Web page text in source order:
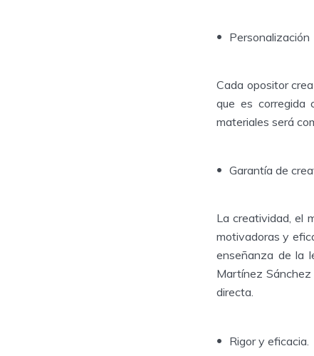
Personalización
Cada opositor
que es corregida
materiales será
Garantía de
La creatividad, el
motivadoras y
enseñanza de la
Martínez
directa.
Rigor y eficacia.